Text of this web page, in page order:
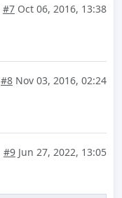
#7 Oct 06, 2016, 13:38
#8 Nov 03, 2016, 02:24
#9 Jun 27, 2022, 13:05